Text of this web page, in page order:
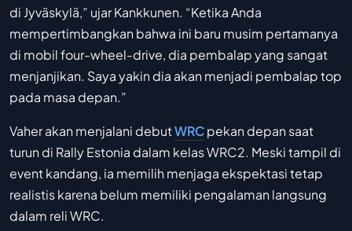
di Jyväskylä,” ujar Kankkunen. “Ketika Anda
mempertimbangkan bahwa ini baru musim pertamanya
di mobil four-wheel-drive, dia pembalap yang sangat
menjanjikan. Saya yakin dia akan menjadi pembalap top
pada masa depan.”
Vaher akan menjalani debutWRCpekan depan saat
turun di Rally Estonia dalam kelas WRC2. Meski tampil di
event kandang, ia memilih menjaga ekspektasi tetap
realistis karena belum memiliki pengalaman langsung
dalam reli WRC.